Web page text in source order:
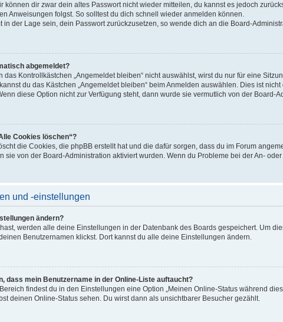
können dir zwar dein altes Passwort nicht wieder mitteilen, du kannst es jedoch
Anweisungen folgst. So solltest du dich schnell wieder anmelden können.
in der Lage sein, dein Passwort zurückzusetzen, so wende dich an die Board-
abgemeldet?
das Kontrollkästchen „Angemeldet bleiben“ nicht auswählst, wirst du nur für eine
du das Kästchen „Angemeldet bleiben“ beim Anmelden auswählen. Dies ist
diese Option nicht zur Verfügung steht, dann wurde sie vermutlich von der Board-
Cookies löschen“?
die Cookies, die phpBB erstellt hat und die dafür sorgen, dass du im Forum
sie von der Board-Administration aktiviert wurden. Wenn du Probleme bei der An-
und -einstellungen
ändern?
werden alle deine Einstellungen in der Datenbank des Boards gespeichert. Um
Benutzernamen klickst. Dort kannst du alle deine Einstellungen ändern.
dass mein Benutzername in der Online-Liste auftaucht?
findest du in den Einstellungen eine Option „Meinen Online-Status während
deinen Online-Status sehen. Du wirst dann als unsichtbarer Besucher gezählt.